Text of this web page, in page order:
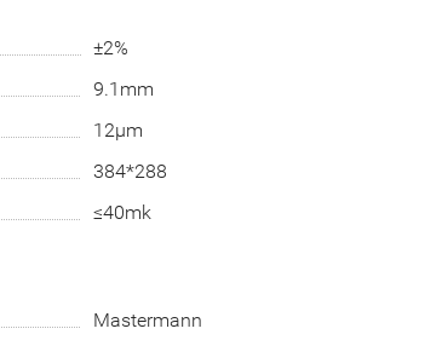
±2%
9.1mm
12μm
384*288
≤40mk
Mastermann